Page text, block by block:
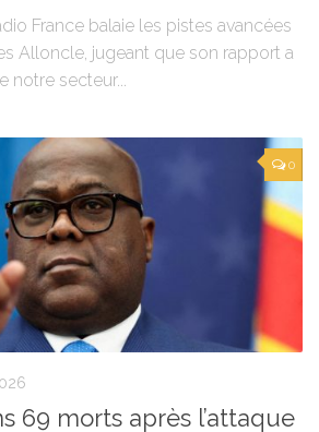
France balaie les pistes avancées
Alloncle, jugeant que son rapport a
notre secteur...
0
69 morts après l’attaque